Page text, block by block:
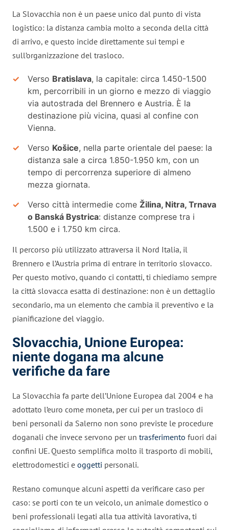
La Slovacchia non è un paese unico dal punto di vista
logistico: la distanza cambia molto a seconda della città
di arrivo, e questo incide direttamente sui tempi e
sull’organizzazione del trasloco.
Verso Bratislava, la capitale: circa 1.450-1.500
km, percorribili in un giorno e mezzo di viaggio
via autostrada del Brennero e Austria. È la
destinazione più vicina, quasi al confine con
Vienna.
Verso Košice, nella parte orientale del paese: la
distanza sale a circa 1.850-1.950 km, con un
tempo di percorrenza superiore di almeno
mezza giornata.
Verso città intermedie come Žilina, Nitra, Trnava
o Banská Bystrica: distanze comprese tra i
1.500 e i 1.750 km circa.
Il percorso più utilizzato attraversa il Nord Italia, il
Brennero e l’Austria prima di entrare in territorio slovacco.
Per questo motivo, quando ci contatti, ti chiediamo sempre
la città slovacca esatta di destinazione: non è un dettaglio
secondario, ma un elemento che cambia il preventivo e la
pianificazione del viaggio.
Slovacchia, Unione Europea:
niente dogana ma alcune
verifiche da fare
La Slovacchia fa parte dell’Unione Europea dal 2004 e ha
adottato l’euro come moneta, per cui per un trasloco di
beni personali da Salerno non sono previste le procedure
doganali che invece servono per un trasferimento fuori dai
confini UE. Questo semplifica molto il trasporto di mobili,
elettrodomestici e oggetti personali.
Restano comunque alcuni aspetti da verificare caso per
caso: se porti con te un veicolo, un animale domestico o
beni professionali legati alla tua attività lavorativa, ti